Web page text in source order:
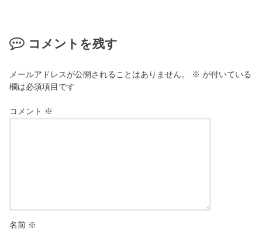
コメントを残す
メールアドレスが公開されることはありません。 ※ が付いている
欄は必須項目です
コメント ※
名前 ※